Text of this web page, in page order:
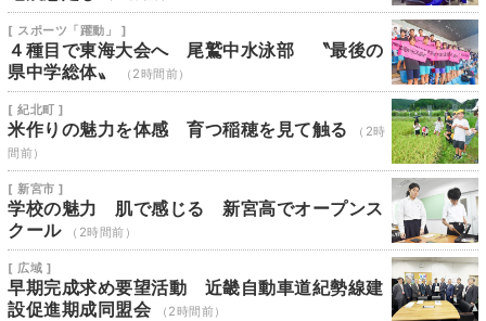
[ スポーツ「躍動」 ]
４種目で東海大会へ 尾鷲中水泳部 〝最後の
県中学総体〟
（2時間前）
[ 紀北町 ]
米作りの魅力を体感 育つ稲穂を見て触る
（2時
間前）
[ 新宮市 ]
学校の魅力 肌で感じる 新宮高でオープンス
クール
（2時間前）
[ 広域 ]
早期完成求め要望活動 近畿自動車道紀勢線建
設促進期成同盟会
（2時間前）